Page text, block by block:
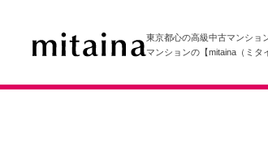
東京都心の高級中古マンショ
マンションの【mitaina（ミタ